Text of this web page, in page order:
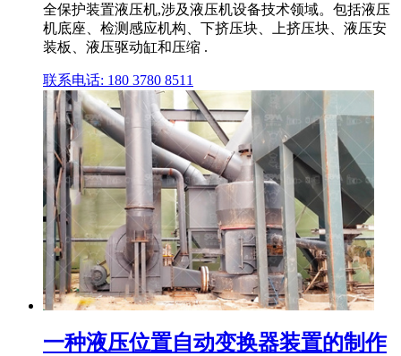
全保护装置液压机,涉及液压机设备技术领域。包括液压
机底座、检测感应机构、下挤压块、上挤压块、液压安
装板、液压驱动缸和压缩 .
联系电话: 180 3780 8511
一种液压位置自动变换器装置的制作